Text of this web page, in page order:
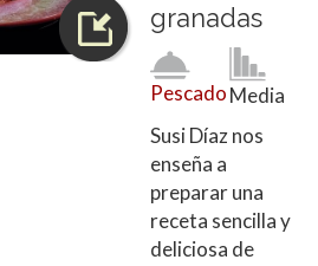
granadas
PescadoMedia
Susi Díaz nos
enseña a
preparar una
receta sencilla y
deliciosa de